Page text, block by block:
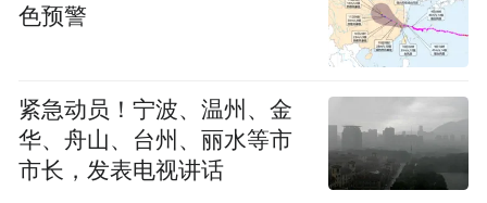
色预警
紧急动员！宁波、温州、金
华、舟山、台州、丽水等市
市长，发表电视讲话